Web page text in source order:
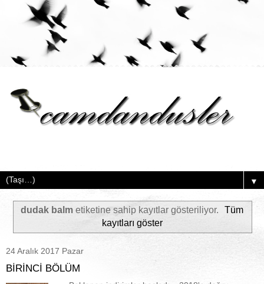
▼
dudak balmetiketine sahip kayıtlar gösteriliyor.
Tüm
kayıtları göster
24 Aralık 2017 Pazar
BİRİNCİ BÖLÜM